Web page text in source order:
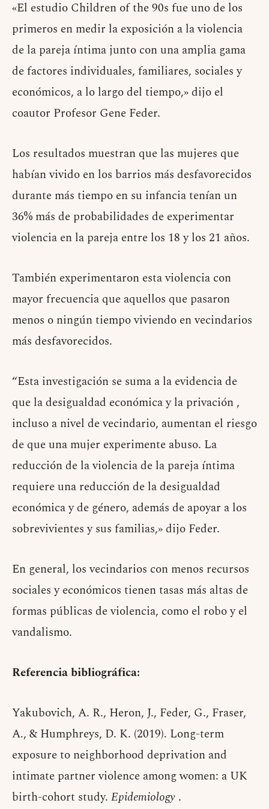
«El estudio Children of the 90s fue uno de los
primeros en medir la exposición a la violencia
de la pareja íntima junto con una amplia gama
de factores individuales, familiares, sociales y
económicos, a lo largo del tiempo,» dijo el
coautor Profesor Gene Feder.
Los resultados muestran que las mujeres que
habían vivido en los barrios más desfavorecidos
durante más tiempo en su infancia tenían un
36% más de probabilidades de experimentar
violencia en la pareja entre los 18 y los 21 años.
También experimentaron esta violencia con
mayor frecuencia que aquellos que pasaron
menos o ningún tiempo viviendo en vecindarios
más desfavorecidos.
“Esta investigación se suma a la evidencia de
que la desigualdad económica y la privación ,
incluso a nivel de vecindario, aumentan el riesgo
de que una mujer experimente abuso. La
reducción de la violencia de la pareja íntima
requiere una reducción de la desigualdad
económica y de género, además de apoyar a los
sobrevivientes y sus familias,» dijo Feder.
En general, los vecindarios con menos recursos
sociales y económicos tienen tasas más altas de
formas públicas de violencia, como el robo y el
vandalismo.
Referencia bibliográfica:
Yakubovich, A. R., Heron, J., Feder, G., Fraser,
A., & Humphreys, D. K. (2019). Long-term
exposure to neighborhood deprivation and
intimate partner violence among women: a UK
birth-cohort study. Epidemiology .